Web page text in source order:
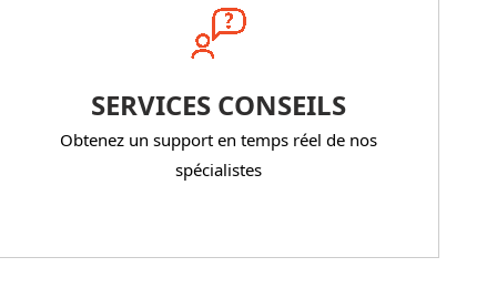
SERVICES CONSEILS
Obtenez un support en temps réel de nos
spécialistes